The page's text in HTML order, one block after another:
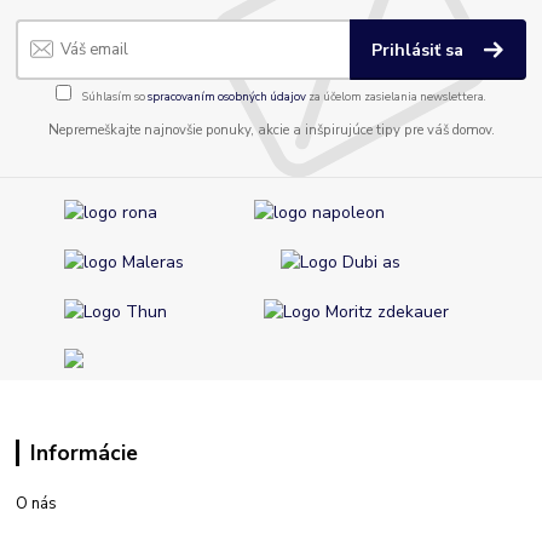
Prihlásiť sa
Súhlasím sospracovaním osobných údajov za účelom zasielania newslettera.
Nepremeškajte najnovšie ponuky, akcie a inšpirujúce tipy pre váš domov.
Informácie
O nás